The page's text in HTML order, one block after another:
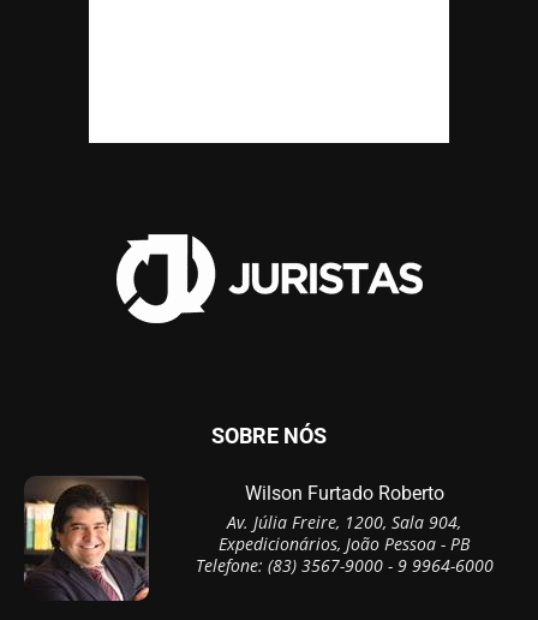
SOBRE NÓS
Wilson Furtado Roberto
Av. Júlia Freire, 1200, Sala 904,
Expedicionários, João Pessoa - PB
Telefone: (83) 3567-9000 - 9 9964-6000